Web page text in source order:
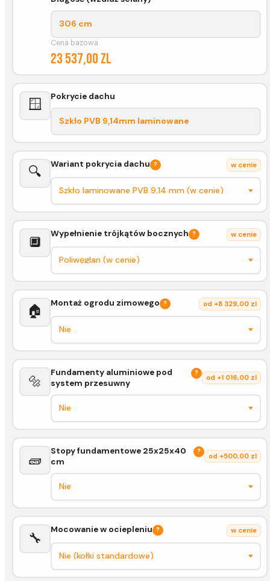
306 cm
Cena bazowa
23 537,00 zl
🪟 Pokrycie dachu
Szkło PVB 9,14mm laminowane
🔍 Wariant pokrycia dachu ? w cenie
🔲
Wypełnienie trójkątów bocznych ? w cenie
🏠 Montaż ogrodu zimowego ? od +8 329,00 zl
🔩
Fundamenty aluminiowe pod
system przesuwny
?
od +1 016,00 zl
🧱
Stopy fundamentowe 25x25x40
cm
?
od +500,00 zl
🔧
Mocowanie w ociepleniu ? w cenie